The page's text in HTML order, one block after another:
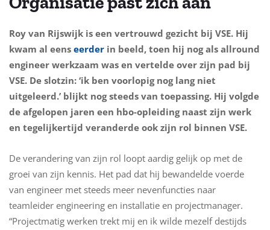
Roy van Rijswijk is een vertrouwd gezicht bij VSE. Hij
kwam al eens eerder in beeld, toen hij nog als allround
engineer werkzaam was en vertelde over zijn pad bij
VSE. De slotzin: ‘ik ben voorlopig nog lang niet
uitgeleerd.’ blijkt nog steeds van toepassing. Hij volgde
de afgelopen jaren een hbo-opleiding naast zijn werk
en tegelijkertijd veranderde ook zijn rol binnen VSE.
De verandering van zijn rol loopt aardig gelijk op met de
groei van zijn kennis. Het pad dat hij bewandelde voerde
van engineer met steeds meer nevenfuncties naar
teamleider engineering en installatie en projectmanager.
“Projectmatig werken trekt mij en ik wilde mezelf destijds